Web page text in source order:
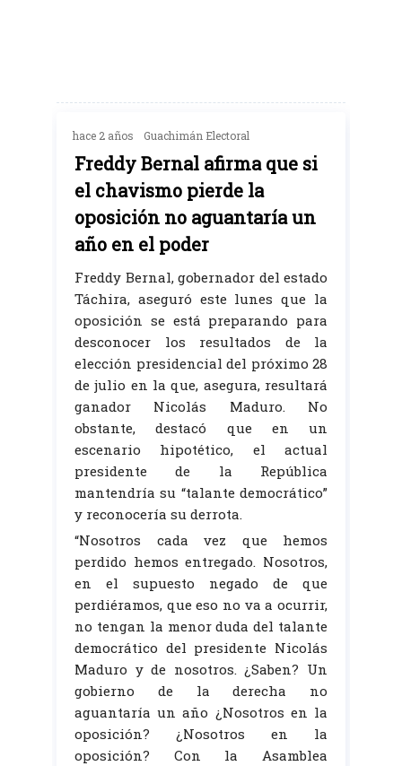
hace 2 años Guachimán Electoral
Freddy Bernal afirma que si
el chavismo pierde la
oposición no aguantaría un
año en el poder
Freddy Bernal, gobernador del estado
Táchira, aseguró este lunes que la
oposición se está preparando para
desconocer los resultados de la
elección presidencial del próximo 28
de julio en la que, asegura, resultará
ganador Nicolás Maduro. No
obstante, destacó que en un
escenario hipotético, el actual
presidente de la República
mantendría su “talante democrático”
y reconocería su derrota.
“Nosotros cada vez que hemos
perdido hemos entregado. Nosotros,
en el supuesto negado de que
perdiéramos, que eso no va a ocurrir,
no tengan la menor duda del talante
democrático del presidente Nicolás
Maduro y de nosotros. ¿Saben? Un
gobierno de la derecha no
aguantaría un año ¿Nosotros en la
oposición? ¿Nosotros en la
oposición? Con la Asamblea